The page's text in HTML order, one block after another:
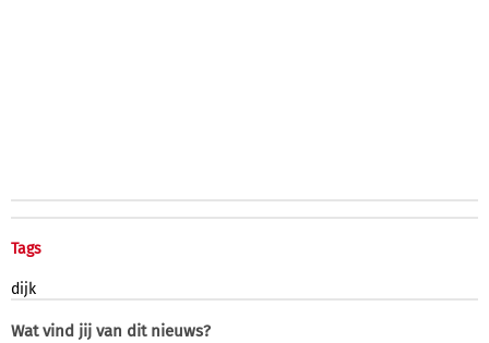
Tags
dijk
Wat vind jij van dit nieuws?